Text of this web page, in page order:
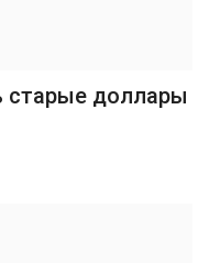
доллары